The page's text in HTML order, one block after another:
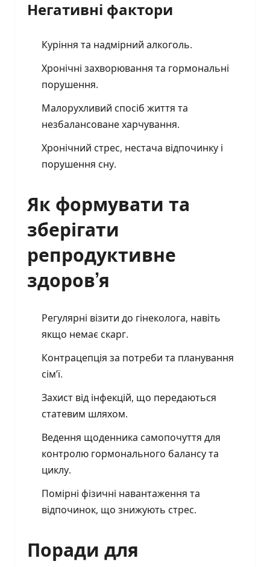
Негативні фактори
Куріння та надмірний алкоголь.
Хронічні захворювання та гормональні
порушення.
Малорухливий спосіб життя та
незбалансоване харчування.
Хронічний стрес, нестача відпочинку і
порушення сну.
Як формувати та
зберігати
репродуктивне
здоров’я
Регулярні візити до гінеколога, навіть
якщо немає скарг.
Контрацепція за потреби та планування
сім’ї.
Захист від інфекцій, що передаються
статевим шляхом.
Ведення щоденника самопочуття для
контролю гормонального балансу та
циклу.
Помірні фізичні навантаження та
відпочинок, що знижують стрес.
Поради для